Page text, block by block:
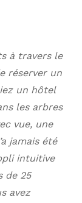
à travers le
réserver un
un hôtel
les arbres
vue, une
jamais été
intuitive
de 25
avez